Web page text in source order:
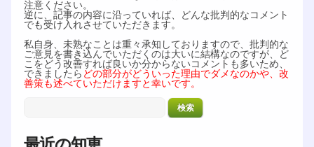
注意ください。
逆に、記事の内容に沿っていれば、どんな批判的なコメント
でも受け入れさせていただきます。
私自身、未熟なことは重々承知しておりますので、批判的な
ご意見を書き込んでいただくのは大いに結構なのですが、ど
こをどう改善すれば良いか分からないコメントも多いため、
できましたら どの部分がどういった理由でダメなのかや、改
善策も述べていただけますと幸いです。